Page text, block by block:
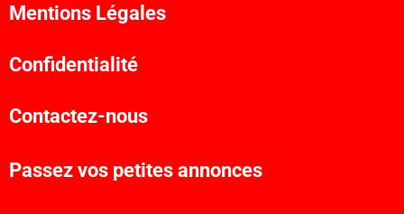
Mentions Légales
Confidentialité
Contactez-nous
Passez vos petites annonces